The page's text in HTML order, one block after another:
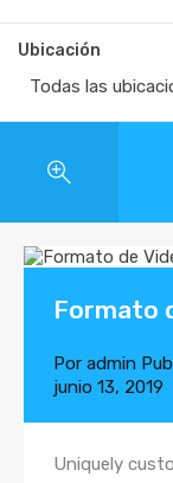
Ubicación
Todas las
Formato
Por admin
junio 13, 2019
Uniquely